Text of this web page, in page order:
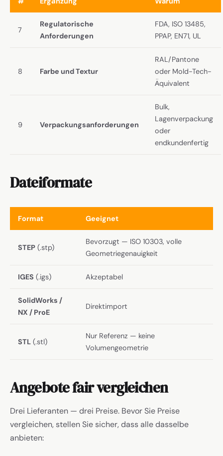
7
Regulatorische
Anforderungen
FDA, ISO 13485,
PPAP, EN71, UL
8 Farbe und Textur
RAL/Pantone
oder Mold-Tech-
Äquivalent
9 Verpackungsanforderungen
Bulk,
Lagenverpackung
oder
endkundenfertig
Dateiformate
Format Geeignet
STEP (.stp)
Bevorzugt — ISO 10303, volle
Geometriegenauigkeit
IGES (.igs) Akzeptabel
SolidWorks /
NX / ProE
Direktimport
STL (.stl)
Nur Referenz — keine
Volumengeometrie
Angebote fair vergleichen
Drei Lieferanten — drei Preise. Bevor Sie Preise
vergleichen, stellen Sie sicher, dass alle dasselbe
anbieten: